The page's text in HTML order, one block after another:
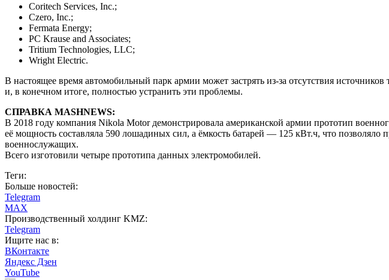
Coritech Services, Inc.;
Czero, Inc.;
Fermata Energy;
PC Krause and Associates;
Tritium Technologies, LLC;
Wright Electric.
В настоящее время автомобильный парк армии может застрять из-за отсутствия
и, в конечном итоге, полностью устранить эти проблемы.
СПРАВКА MASHNEWS:
В 2018 году компания Nikola Motor демонстрировала американской армии прототип
её мощность составляла 590 лошадиных сил, а ёмкость батарей — 125 кВт.ч, что
военнослужащих.
Всего изготовили четыре прототипа данных электромобилей.
Теги:
Больше новостей:
Telegram
MAX
Производственный холдинг KMZ:
Telegram
Ищите нас в:
ВКонтакте
Яндекс Дзен
YouTube